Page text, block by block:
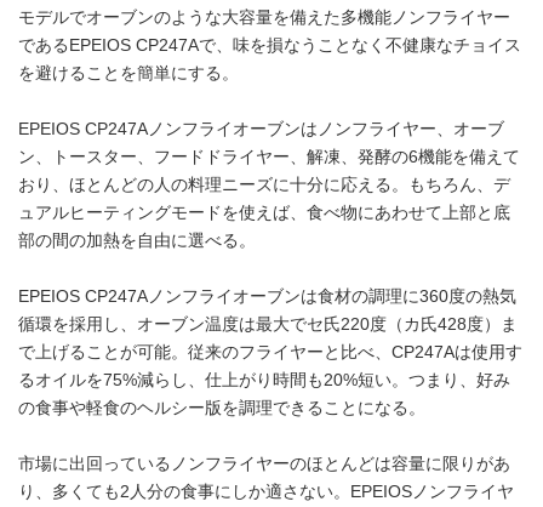
モデルでオーブンのような大容量を備えた多機能ノンフライヤー
であるEPEIOS CP247Aで、味を損なうことなく不健康なチョイス
を避けることを簡単にする。
EPEIOS CP247Aノンフライオーブンはノンフライヤー、オーブ
ン、トースター、フードドライヤー、解凍、発酵の6機能を備えて
おり、ほとんどの人の料理ニーズに十分に応える。もちろん、デ
ュアルヒーティングモードを使えば、食べ物にあわせて上部と底
部の間の加熱を自由に選べる。
EPEIOS CP247Aノンフライオーブンは食材の調理に360度の熱気
循環を採用し、オーブン温度は最大でセ氏220度（カ氏428度）ま
で上げることが可能。従来のフライヤーと比べ、CP247Aは使用す
るオイルを75%減らし、仕上がり時間も20%短い。つまり、好み
の食事や軽食のヘルシー版を調理できることになる。
市場に出回っているノンフライヤーのほとんどは容量に限りがあ
り、多くても2人分の食事にしか適さない。EPEIOSノンフライヤ